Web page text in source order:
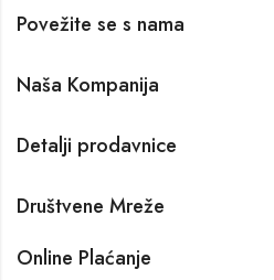
Povežite se s nama
Naša Kompanija
Detalji prodavnice
Društvene Mreže
Online Plaćanje